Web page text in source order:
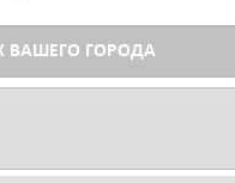
ВАШЕГО ГОРОДА